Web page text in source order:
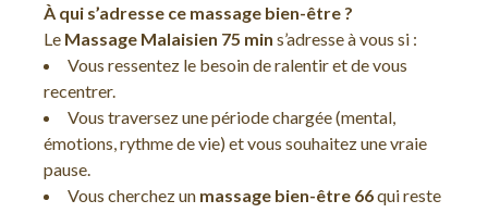
À qui s’adresse ce massage bien-être ?
Le Massage Malaisien 75 min s’adresse à vous si :
Vous ressentez le besoin de ralentir et de vous
recentrer.
Vous traversez une période chargée (mental,
émotions, rythme de vie) et vous souhaitez une vraie
pause.
Vous cherchez un massage bien-être 66qui reste